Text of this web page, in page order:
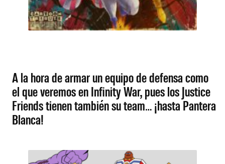
A la hora de armar un equipo de defensa como
el que veremos en Infinity War, pues los Justice
Friends tienen también su team… ¡hasta Pantera
Blanca!